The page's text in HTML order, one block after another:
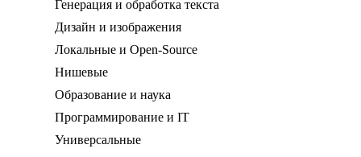
Генерация и обработка текста
Дизайн и изображения
Локальные и Open-Source
Нишевые
Образование и наука
Программирование и IT
Универсальные